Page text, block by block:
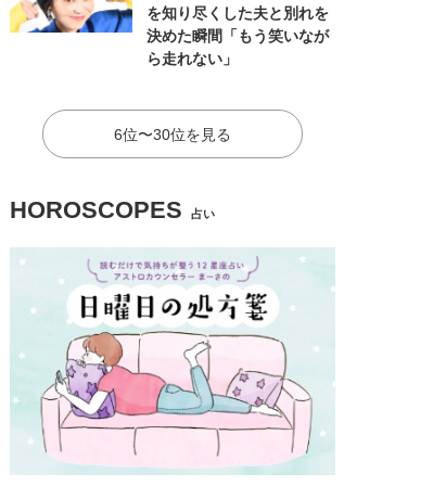
を知り尽くした夫と別れを
決めた瞬間「もう笑いなが
ら走れない」
6位〜30位を見る
HOROSCOPES 占い